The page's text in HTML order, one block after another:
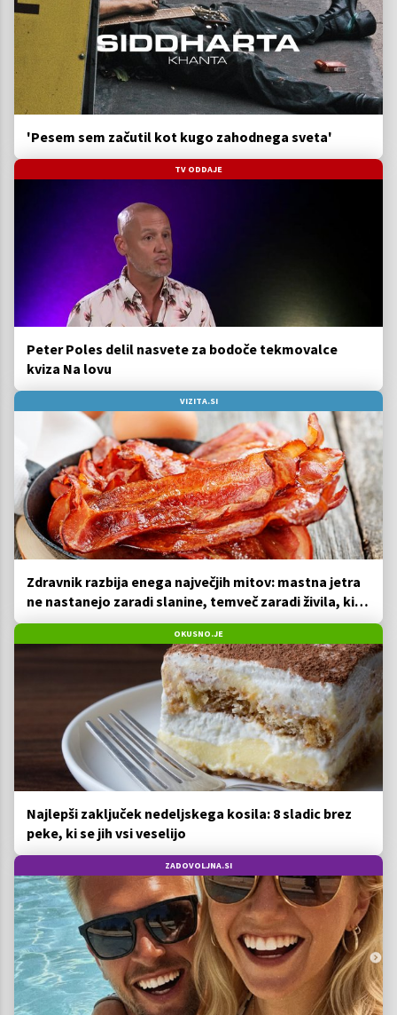
'Pesem sem začutil kot kugo zahodnega sveta'
TV ODDAJE
Peter Poles delil nasvete za bodoče tekmovalce
kviza Na lovu
VIZITA.SI
Zdravnik razbija enega največjih mitov: mastna jetra
ne nastanejo zaradi slanine, temveč zaradi živila, ki
ga imamo vsi radi
OKUSNO.JE
Najlepši zaključek nedeljskega kosila: 8 sladic brez
peke, ki se jih vsi veselijo
ZADOVOLJNA.SI